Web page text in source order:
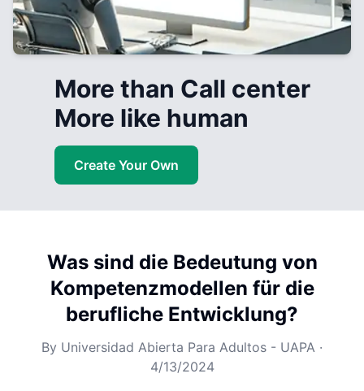
More than Call center
More like human
Create Your Own
Was sind die Bedeutung von
Kompetenzmodellen für die
berufliche Entwicklung?
By Universidad Abierta Para Adultos - UAPA ·
4/13/2024